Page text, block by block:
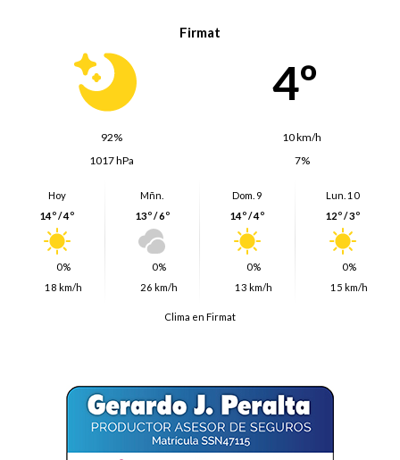
Firmat
4º
92%
10 km/h
1017 hPa
7%
Hoy
14º / 4º
0%
18 km/h
Mñn.
13º / 6º
0%
26 km/h
Dom. 9
14º / 4º
0%
13 km/h
Lun. 10
12º / 3º
0%
15 km/h
Clima en Firmat